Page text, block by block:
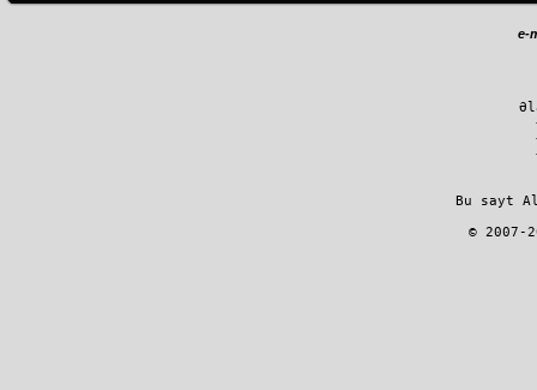
e-
         Bu sayt A
© 2007-